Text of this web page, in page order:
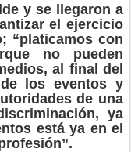
y se llegaron a
el ejercicio
“platicamos con
no pueden
al final del
los eventos y
de una
ya
está ya en el